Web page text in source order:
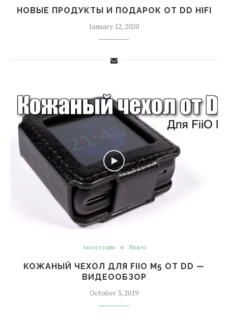
НОВЫЕ ПРОДУКТЫ И ПОДАРОК ОТ DD HIFI
January 12, 2020
Аксессуары Видео
КОЖАНЫЙ ЧЕХОЛ ДЛЯ FIIO M5 ОТ DD —
ВИДЕООБЗОР
October 3, 2019